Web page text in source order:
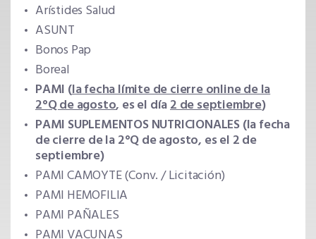
Arístides Salud
ASUNT
Bonos Pap
Boreal
PAMI (la fecha límite de cierre online de la
2°Q de agosto, es el día2 de septiembre)
PAMI SUPLEMENTOS NUTRICIONALES (la fecha
de cierre de la 2°Q de agosto, es el 2 de
septiembre)
PAMI CAMOYTE (Conv. / Licitación)
PAMI HEMOFILIA
PAMI PAÑALES